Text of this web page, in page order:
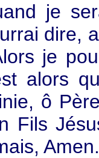
je
dire,
je
alors
ô
Fils
Amen.